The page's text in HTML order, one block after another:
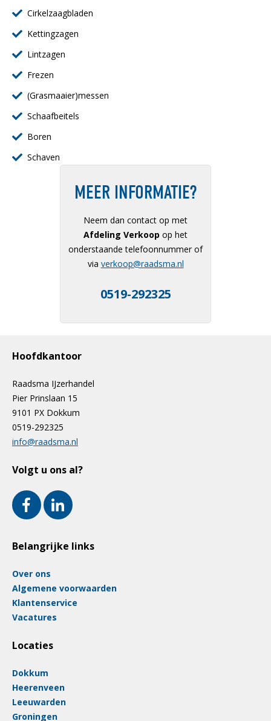
Cirkelzaagbladen
Kettingzagen
Lintzagen
Frezen
(Grasmaaier)messen
Schaafbeitels
Boren
Schaven
MEER INFORMATIE?
Neem dan contact op met
Afdeling Verkoop op het
onderstaande telefoonnummer of
via verkoop@raadsma.nl
0519-292325
Hoofdkantoor
Raadsma IJzerhandel
Pier Prinslaan 15
9101 PX Dokkum
0519-292325
info@raadsma.nl
Volgt u ons al?
Belangrijke links
Over ons
Algemene voorwaarden
Klantenservice
Vacatures
Locaties
Dokkum
Heerenveen
Leeuwarden
Groningen